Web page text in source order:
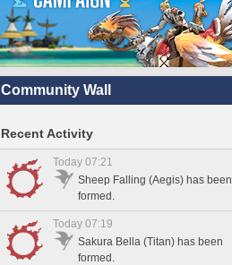
Community Wall
Recent Activity
Today 07:21
Sheep Falling (Aegis) has been
formed.
Today 07:19
Sakura Bella (Titan) has been
formed.